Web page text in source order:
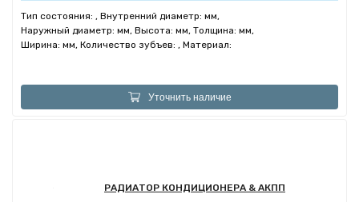
Тип состояния: , Внутренний диаметр: мм,
Наружный диаметр: мм, Высота: мм, Толщина: мм,
Ширина: мм, Количество зубъев: , Материал:
Уточнить наличие
РАДИАТОР КОНДИЦИОНЕРА & АКПП